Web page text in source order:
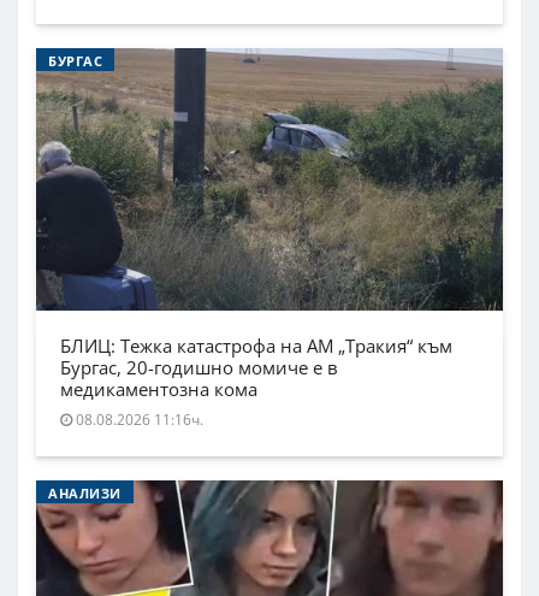
БУРГАС
БЛИЦ: Тежка катастрофа на АМ „Тракия“ към
Бургас, 20-годишно момиче е в
медикаментозна кома
08.08.2026 11:16ч.
АНАЛИЗИ